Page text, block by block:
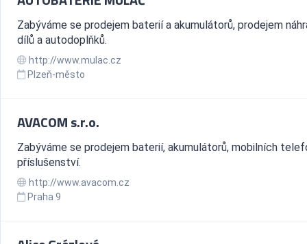
Zabýváme se prodejem baterií a akumulátorů, prodejem
dílů a autodoplňků.
http://www.mulac.cz
Plzeň-město
AVACOM s.r.o.
Zabýváme se prodejem baterií, akumulátorů, mobilních
příslušenství.
http://www.avacom.cz
Praha 9